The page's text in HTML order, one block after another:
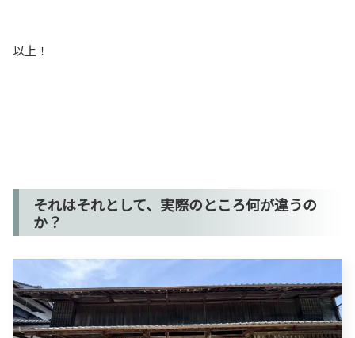
以上！
それはそれとして、実際のところ何が違うの
か？